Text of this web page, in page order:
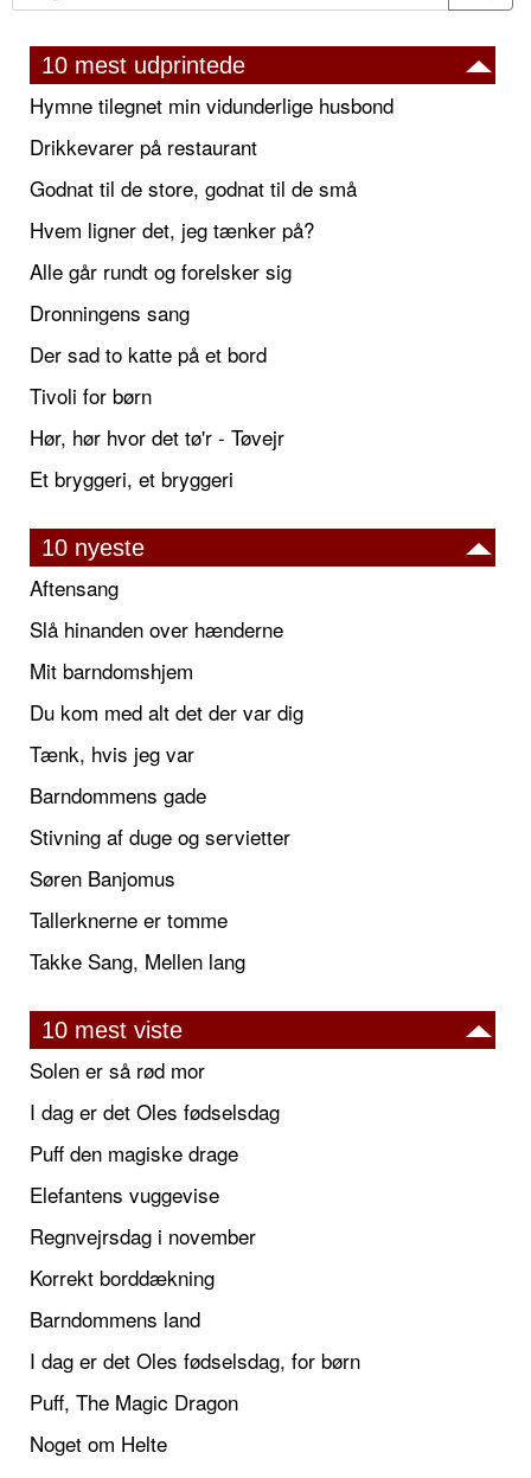
10 mest udprintede
Hymne tilegnet min vidunderlige husbond
Drikkevarer på restaurant
Godnat til de store, godnat til de små
Hvem ligner det, jeg tænker på?
Alle går rundt og forelsker sig
Dronningens sang
Der sad to katte på et bord
Tivoli for børn
Hør, hør hvor det tø'r - Tøvejr
Et bryggeri, et bryggeri
10 nyeste
Aftensang
Slå hinanden over hænderne
Mit barndomshjem
Du kom med alt det der var dig
Tænk, hvis jeg var
Barndommens gade
Stivning af duge og servietter
Søren Banjomus
Tallerknerne er tomme
Takke Sang, Mellen lang
10 mest viste
Solen er så rød mor
I dag er det Oles fødselsdag
Puff den magiske drage
Elefantens vuggevise
Regnvejrsdag i november
Korrekt borddækning
Barndommens land
I dag er det Oles fødselsdag, for børn
Puff, The Magic Dragon
Noget om Helte